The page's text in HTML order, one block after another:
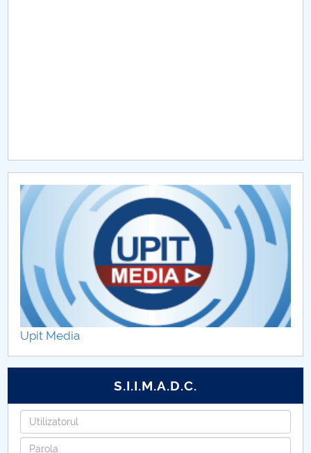
Chestionar angajabilitate ALUMNI – UPB
CAR2026
MENIU CANTINA
PLATFORME
STRUCTURA ANULUI UNIVERSITAR
Programul orelor de consultaţii
Burse
Programarea evaluărilor finale
Upit Media
S.I.I.M.A.D.C.
Username
Password